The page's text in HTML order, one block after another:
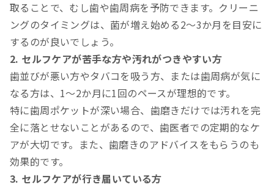
取ることで、むし歯や歯周病を予防できます。クリーニ
ングのタイミングは、菌が増え始める2～3か月を目安に
するのが良いでしょう。
2. セルフケアが苦手な方や汚れがつきやすい方
歯並びが悪い方やタバコを吸う方、または歯周病が気に
なる方は、1～2か月に1回のペースが理想的です。
特に歯周ポケットが深い場合、歯磨きだけでは汚れを完
全に落とせないことがあるので、歯医者での定期的なケ
アが大切です。また、歯磨きのアドバイスをもらうのも
効果的です。
3. セルフケアが行き届いている方